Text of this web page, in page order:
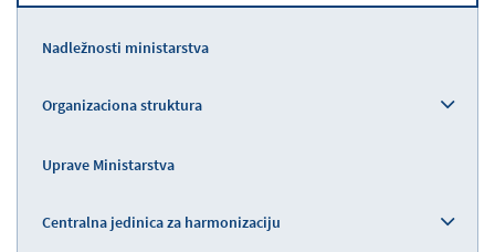
Nadležnosti ministarstva
Organizaciona struktura
Uprave Ministarstva
Centralna jedinica za harmonizaciju